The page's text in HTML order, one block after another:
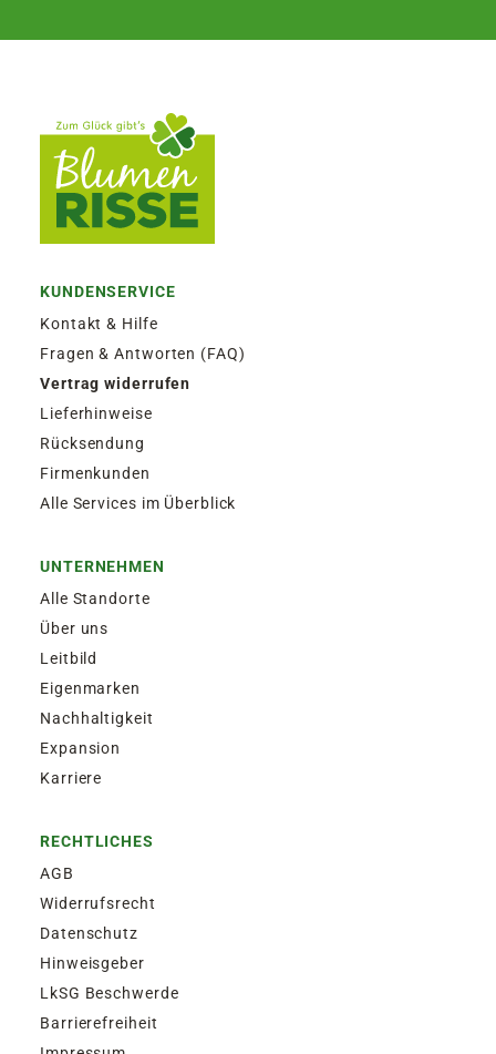
KUNDENSERVICE
Kontakt & Hilfe
Fragen & Antworten (FAQ)
Vertrag widerrufen
Lieferhinweise
Rücksendung
Firmenkunden
Alle Services im Überblick
UNTERNEHMEN
Alle Standorte
Über uns
Leitbild
Eigenmarken
Nachhaltigkeit
Expansion
Karriere
RECHTLICHES
AGB
Widerrufsrecht
Datenschutz
Hinweisgeber
LkSG Beschwerde
Barrierefreiheit